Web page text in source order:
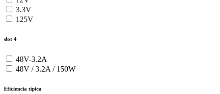
3.3V
125V
slot 4
48V-3.2A
48V / 3.2A / 150W
Eficiencia típica